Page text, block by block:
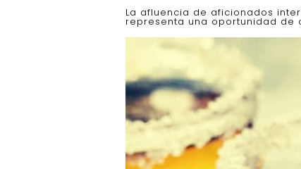
La afluencia de aficionados
representa una oportunidad de